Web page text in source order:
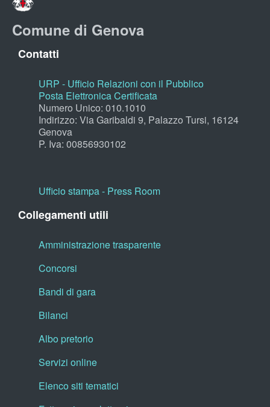
Comune di Genova
Contatti
URP - Ufficio Relazioni con il Pubblico
Posta Elettronica Certificata
Numero Unico: 010.1010
Indirizzo: Via Garibaldi 9, Palazzo Tursi, 16124
Genova
P. Iva: 00856930102
Ufficio stampa - Press Room
Collegamenti utili
Amministrazione trasparente
Concorsi
Bandi di gara
Bilanci
Albo pretorio
Servizi online
Elenco siti tematici